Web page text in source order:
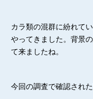
カラ類の混群に紛れて
やってきました。背景
て来ましたね。
今回の調査で確認され